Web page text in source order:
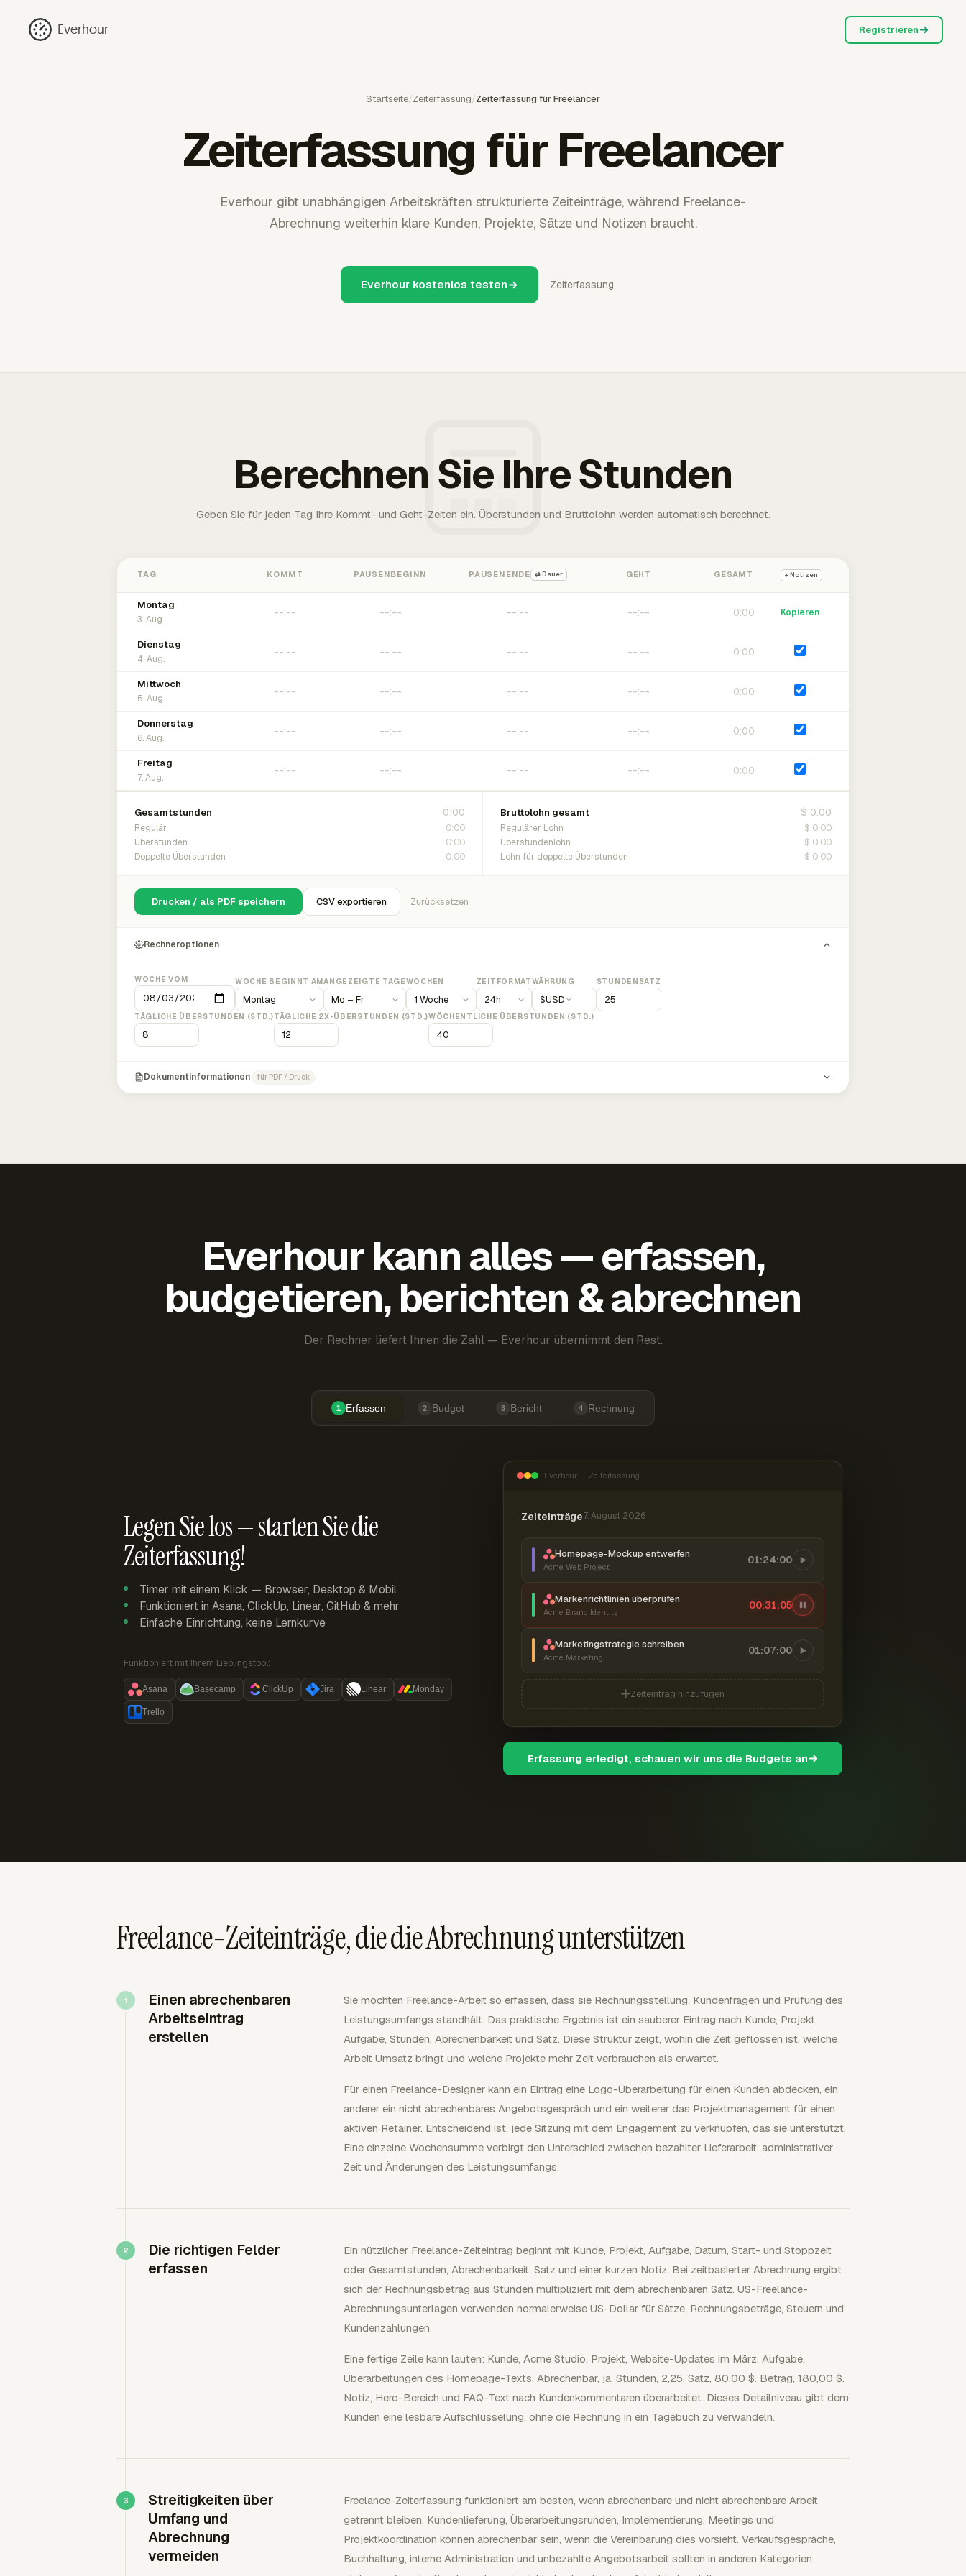
Everhour Registrieren
Startseite/Zeiterfassung/Zeiterfassung für Freelancer
Zeiterfassung für Freelancer
Everhour gibt unabhängigen Arbeitskräften strukturierte Zeiteinträge, während Freelance-
Abrechnung weiterhin klare Kunden, Projekte, Sätze und Notizen braucht.
Everhour kostenlos testen Zeiterfassung
Berechnen Sie Ihre Stunden
Geben Sie für jeden Tag Ihre Kommt- und Geht-Zeiten ein. Überstunden und Bruttolohn werden automatisch berechnet.
TAG KOMMT PAUSENBEGINN PAUSENENDE ⇄ Dauer GEHT GESAMT + Notizen
Montag
3. Aug.
0:00 Kopieren
Dienstag
4. Aug.
0:00
Mittwoch
5. Aug.
0:00
Donnerstag
6. Aug.
0:00
Freitag
7. Aug.
0:00
Gesamtstunden 0:00
Regulär 0:00
Überstunden 0:00
Doppelte Überstunden 0:00
Bruttolohn gesamt $ 0.00
Regulärer Lohn $ 0.00
Überstundenlohn $ 0.00
Lohn für doppelte Überstunden $ 0.00
Drucken / als PDF speichern CSV exportieren Zurücksetzen
Rechneroptionen
WOCHE VOM WOCHE BEGINNT AMANGEZEIGTE TAGEWOCHEN ZEITFORMATWÄHRUNG
$USD
STUNDENSATZ
TÄGLICHE ÜBERSTUNDEN (STD.)TÄGLICHE 2X-ÜBERSTUNDEN (STD.)WÖCHENTLICHE ÜBERSTUNDEN (STD.)
Dokumentinformationen für PDF / Druck
Everhour kann alles — erfassen,
budgetieren, berichten & abrechnen
Der Rechner liefert Ihnen die Zahl — Everhour übernimmt den Rest.
1 Erfassen 2 Budget 3 Bericht 4 Rechnung
Legen Sie los — starten Sie die
Zeiterfassung!
Timer mit einem Klick — Browser, Desktop & Mobil
Funktioniert in Asana, ClickUp, Linear, GitHub & mehr
Einfache Einrichtung, keine Lernkurve
Funktioniert mit Ihrem Lieblingstool:
Asana Basecamp ClickUp Jira Linear Monday
Trello
Everhour — Zeiterfassung
Zeiteinträge7. August 2026
Homepage-Mockup entwerfen
Acme Web Project
01:24:00
Markenrichtlinien überprüfen
Acme Brand Identity
00:31:06
Marketingstrategie schreiben
Acme Marketing
01:07:00
Zeiteintrag hinzufügen
Erfassung erledigt, schauen wir uns die Budgets an
Freelance-Zeiteinträge, die die Abrechnung unterstützen
Einen abrechenbaren
Arbeitseintrag
erstellen
Sie möchten Freelance-Arbeit so erfassen, dass sie Rechnungsstellung, Kundenfragen und Prüfung des
Leistungsumfangs standhält. Das praktische Ergebnis ist ein sauberer Eintrag nach Kunde, Projekt,
Aufgabe, Stunden, Abrechenbarkeit und Satz. Diese Struktur zeigt, wohin die Zeit geflossen ist, welche
Arbeit Umsatz bringt und welche Projekte mehr Zeit verbrauchen als erwartet.
Für einen Freelance-Designer kann ein Eintrag eine Logo-Überarbeitung für einen Kunden abdecken, ein
anderer ein nicht abrechenbares Angebotsgespräch und ein weiterer das Projektmanagement für einen
aktiven Retainer. Entscheidend ist, jede Sitzung mit dem Engagement zu verknüpfen, das sie unterstützt.
Eine einzelne Wochensumme verbirgt den Unterschied zwischen bezahlter Lieferarbeit, administrativer
Zeit und Änderungen des Leistungsumfangs.
Die richtigen Felder
erfassen
Ein nützlicher Freelance-Zeiteintrag beginnt mit Kunde, Projekt, Aufgabe, Datum, Start- und Stoppzeit
oder Gesamtstunden, Abrechenbarkeit, Satz und einer kurzen Notiz. Bei zeitbasierter Abrechnung ergibt
sich der Rechnungsbetrag aus Stunden multipliziert mit dem abrechenbaren Satz. US-Freelance-
Abrechnungsunterlagen verwenden normalerweise US-Dollar für Sätze, Rechnungsbeträge, Steuern und
Kundenzahlungen.
Eine fertige Zeile kann lauten: Kunde, Acme Studio. Projekt, Website-Updates im März. Aufgabe,
Überarbeitungen des Homepage-Texts. Abrechenbar, ja. Stunden, 2,25. Satz, 80,00 $. Betrag, 180,00 $.
Notiz, Hero-Bereich und FAQ-Text nach Kundenkommentaren überarbeitet. Dieses Detailniveau gibt dem
Kunden eine lesbare Aufschlüsselung, ohne die Rechnung in ein Tagebuch zu verwandeln.
Streitigkeiten über
Umfang und
Abrechnung
vermeiden
Freelance-Zeiterfassung funktioniert am besten, wenn abrechenbare und nicht abrechenbare Arbeit
getrennt bleiben. Kundenlieferung, Überarbeitungsrunden, Implementierung, Meetings und
Projektkoordination können abrechenbar sein, wenn die Vereinbarung dies vorsieht. Verkaufsgespräche,
Buchhaltung, interne Administration und unbezahlte Angebotsarbeit sollten in anderen Kategorien